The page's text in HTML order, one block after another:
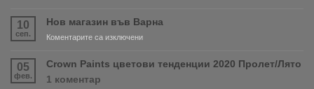
продуктите
RONSEAL
PURDY!
10
сеп.
Нов магазин във Варна
Коментарите са изключениза
05
фев.
Crown Paints цветови тенденции 2020 Пролет/Лято
1 коментар